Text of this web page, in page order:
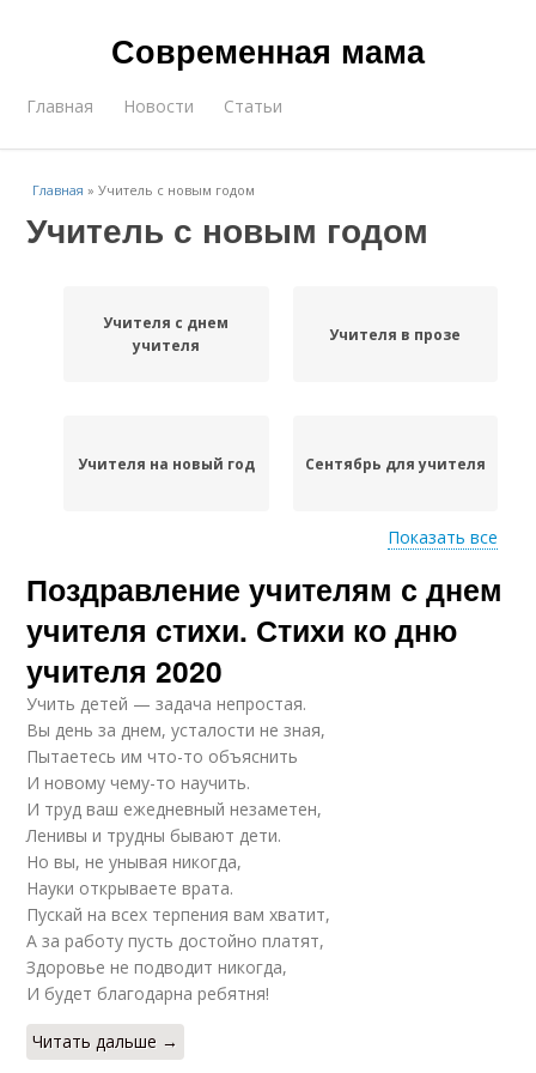
Современная мама
Главная Новости Статьи
Главная »Учитель с новым годом
Учитель с новым годом
Учителя с днем
учителя
Учителя в прозе
Учителя на новый год Сентябрь для учителя
Поздравления с
новым годом
Стихи на новый год
Учителя с началом
Года в прозе
Поздравления с днем
учителя
Показать все
Поздравление учителям с днем
учителя стихи. Стихи ко дню
учителя 2020
Учить детей — задача непростая.
Вы день за днем, усталости не зная,
Пытаетесь им что-то объяснить
И новому чему-то научить.
И труд ваш ежедневный незаметен,
Ленивы и трудны бывают дети.
Но вы, не унывая никогда,
Науки открываете врата.
Пускай на всех терпения вам хватит,
А за работу пусть достойно платят,
Здоровье не подводит никогда,
И будет благодарна ребятня!
Читать дальше →